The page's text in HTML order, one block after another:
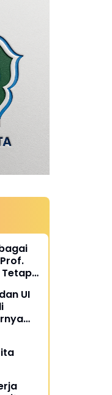
Tetap
UI